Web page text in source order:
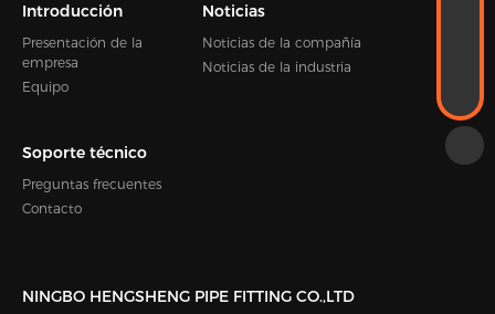
Introducción
Presentación de la
empresa
Equipo
Noticias
Noticias de la compañía
Noticias de la industria
Soporte técnico
Preguntas frecuentes
Contacto
NINGBO HENGSHENG PIPE FITTING CO.,LTD
+86-18989338889
Kevin.zhou@hengshen.com
TELÉFONO